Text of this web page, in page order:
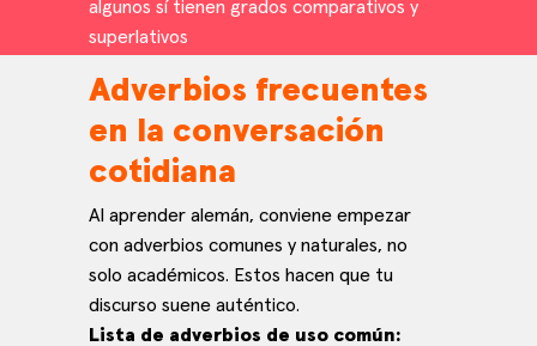
algunos sí tienen grados comparativos y
superlativos
Al aprender alemán, conviene empezar
con adverbios comunes y naturales, no
solo académicos. Estos hacen que tu
discurso suene auténtico.
Lista de adverbios de uso común:
Adverbios frecuentes
en la conversación
cotidiana